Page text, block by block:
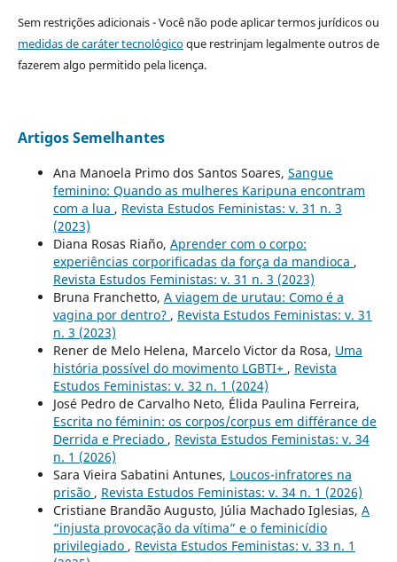
Sem restrições adicionais - Você não pode aplicar termos jurídicos ou
medidas de caráter tecnológicoque restrinjam legalmente outros de
fazerem algo permitido pela licença.
Artigos Semelhantes
Ana Manoela Primo dos Santos Soares, Sangue
feminino: Quando as mulheres Karipuna encontram
com a lua , Revista Estudos Feministas: v. 31 n. 3
(2023)
Diana Rosas Riaño, Aprender com o corpo:
experiências corporificadas da força da mandioca ,
Revista Estudos Feministas: v. 31 n. 3 (2023)
Bruna Franchetto, A viagem de urutau: Como é a
vagina por dentro? , Revista Estudos Feministas: v. 31
n. 3 (2023)
Rener de Melo Helena, Marcelo Victor da Rosa, Uma
história possível do movimento LGBTI+ , Revista
Estudos Feministas: v. 32 n. 1 (2024)
José Pedro de Carvalho Neto, Élida Paulina Ferreira,
Escrita no féminin: os corpos/corpus em différance de
Derrida e Preciado , Revista Estudos Feministas: v. 34
n. 1 (2026)
Sara Vieira Sabatini Antunes, Loucos-infratores na
prisão , Revista Estudos Feministas: v. 34 n. 1 (2026)
Cristiane Brandão Augusto, Júlia Machado Iglesias, A
“injusta provocação da vítima” e o feminicídio
privilegiado , Revista Estudos Feministas: v. 33 n. 1